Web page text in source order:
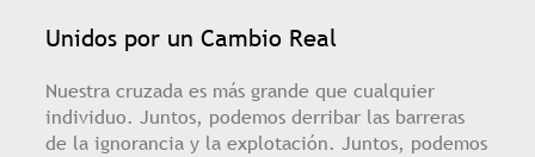
Unidos por un Cambio Real
Nuestra cruzada es más grande que cualquier
individuo. Juntos, podemos derribar las barreras
de la ignorancia y la explotación. Juntos, podemos